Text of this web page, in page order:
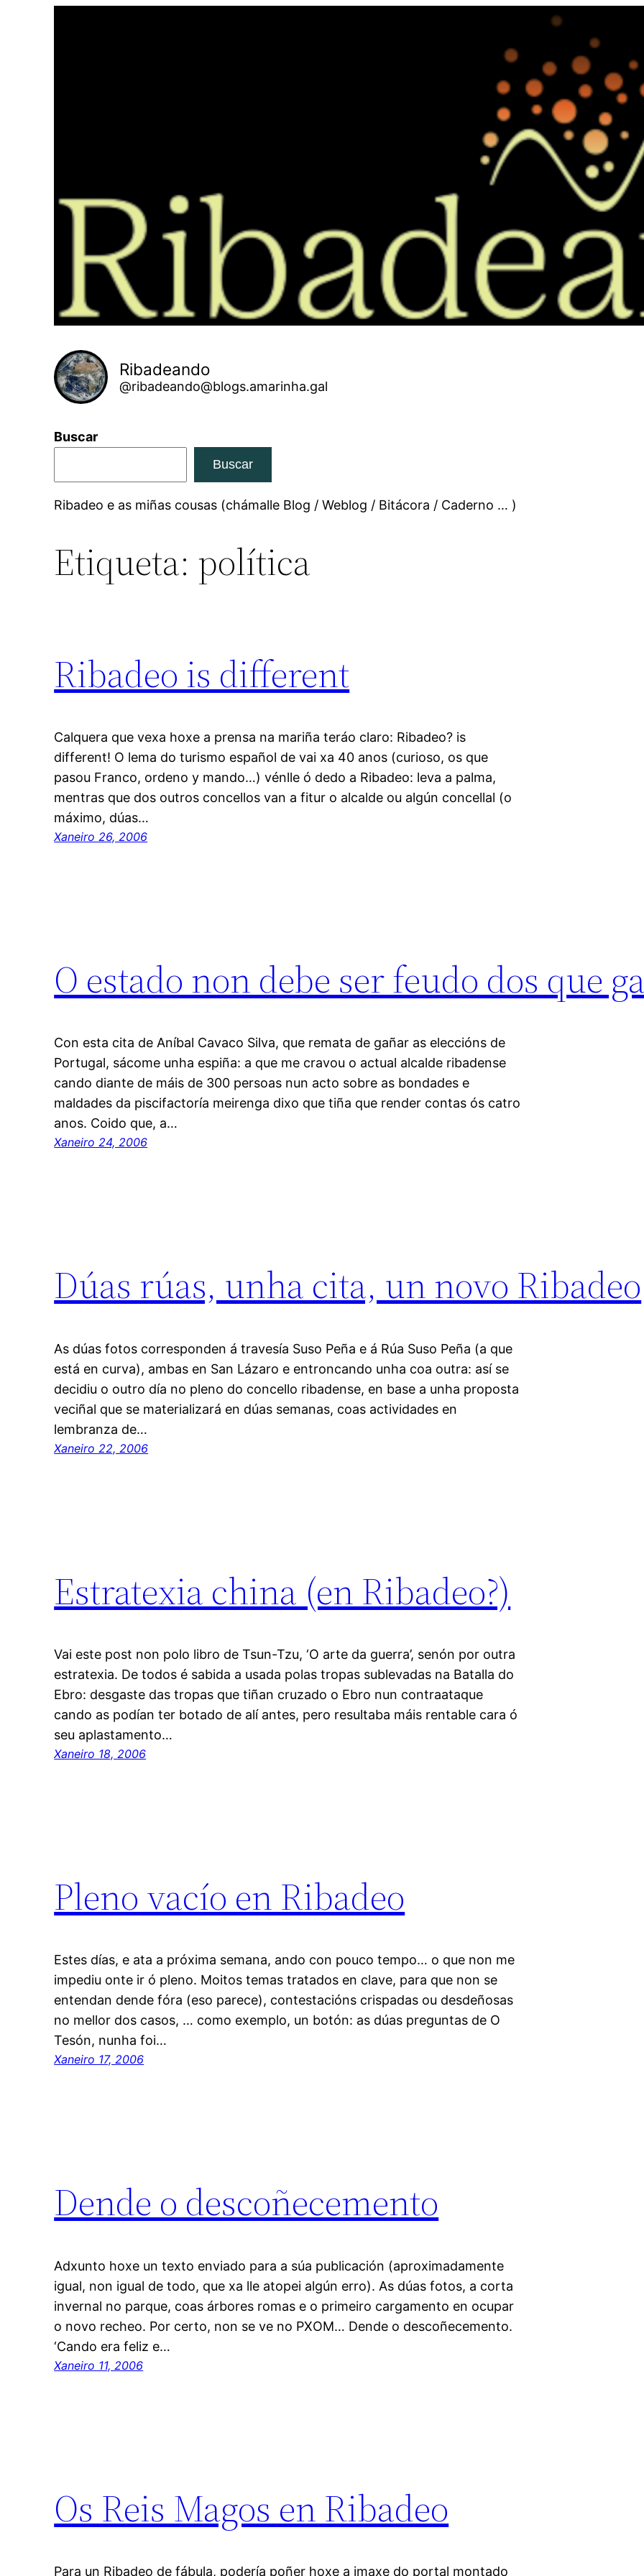
Ribadeando
@ribadeando@blogs.amarinha.gal
Buscar
Buscar
Ribadeo e as miñas cousas (chámalle Blog / Weblog / Bitácora / Caderno … )
Etiqueta: política
Ribadeo is different
Calquera que vexa hoxe a prensa na mariña teráo claro: Ribadeo? is
different! O lema do turismo español de vai xa 40 anos (curioso, os que
pasou Franco, ordeno y mando…) vénlle ó dedo a Ribadeo: leva a palma,
mentras que dos outros concellos van a fitur o alcalde ou algún concellal (o
máximo, dúas…
Xaneiro 26, 2006
O estado non debe ser feudo dos que
Con esta cita de Aníbal Cavaco Silva, que remata de gañar as eleccións de
Portugal, sácome unha espiña: a que me cravou o actual alcalde ribadense
cando diante de máis de 300 persoas nun acto sobre as bondades e
maldades da piscifactoría meirenga dixo que tiña que render contas ós catro
anos. Coido que, a…
Xaneiro 24, 2006
Dúas rúas, unha cita, un novo Ribadeo
As dúas fotos corresponden á travesía Suso Peña e á Rúa Suso Peña (a que
está en curva), ambas en San Lázaro e entroncando unha coa outra: así se
decidiu o outro día no pleno do concello ribadense, en base a unha proposta
veciñal que se materializará en dúas semanas, coas actividades en
lembranza de…
Xaneiro 22, 2006
Estratexia china (en Ribadeo?)
Vai este post non polo libro de Tsun-Tzu, ‘O arte da guerra’, senón por outra
estratexia. De todos é sabida a usada polas tropas sublevadas na Batalla do
Ebro: desgaste das tropas que tiñan cruzado o Ebro nun contraataque
cando as podían ter botado de alí antes, pero resultaba máis rentable cara ó
seu aplastamento…
Xaneiro 18, 2006
Pleno vacío en Ribadeo
Estes días, e ata a próxima semana, ando con pouco tempo… o que non me
impediu onte ir ó pleno. Moitos temas tratados en clave, para que non se
entendan dende fóra (eso parece), contestacións crispadas ou desdeñosas
no mellor dos casos, … como exemplo, un botón: as dúas preguntas de O
Tesón, nunha foi…
Xaneiro 17, 2006
Dende o descoñecemento
Adxunto hoxe un texto enviado para a súa publicación (aproximadamente
igual, non igual de todo, que xa lle atopei algún erro). As dúas fotos, a corta
invernal no parque, coas árbores romas e o primeiro cargamento en ocupar
o novo recheo. Por certo, non se ve no PXOM… Dende o descoñecemento.
‘Cando era feliz e…
Xaneiro 11, 2006
Os Reis Magos en Ribadeo
Para un Ribadeo de fábula, podería poñer hoxe a imaxe do portal montado